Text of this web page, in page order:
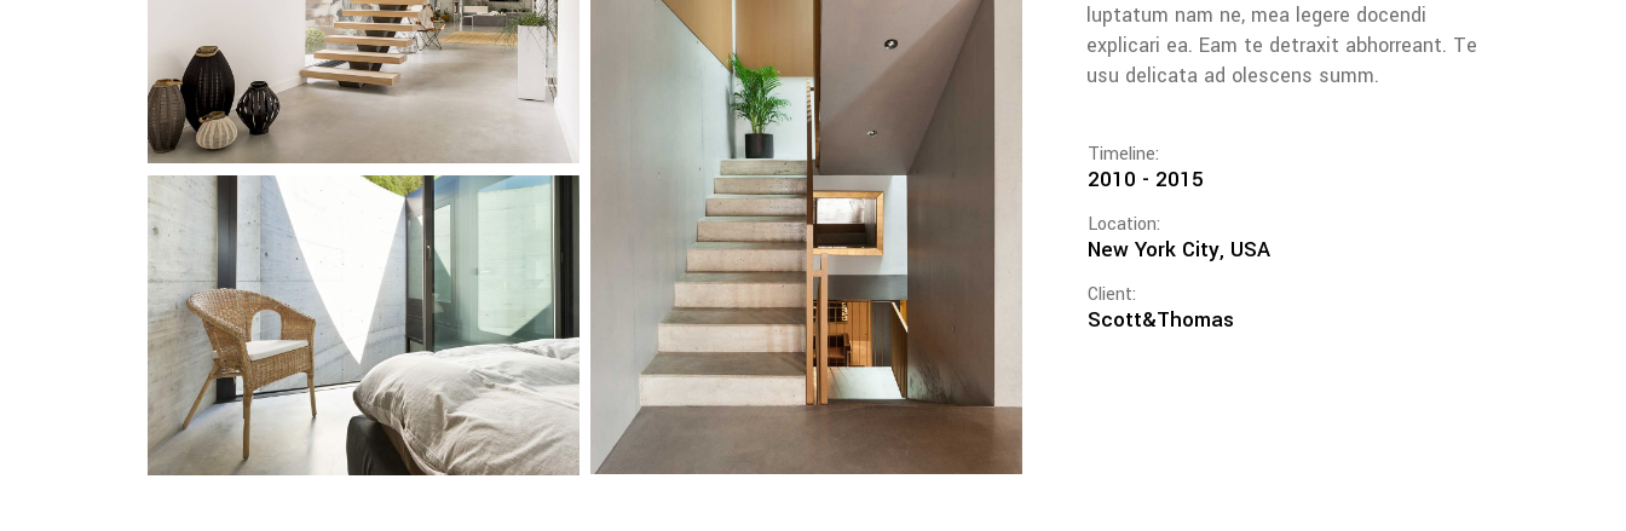
luptatum nam ne, mea legere docendi
explicari ea. Eam te detraxit abhorreant. Te
usu delicata ad olescens summ.
Timeline:
2010 - 2015
Location:
New York City, USA
Client:
Scott&Thomas